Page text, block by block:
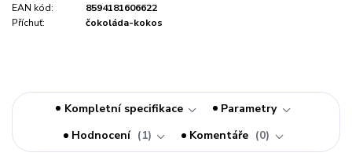
EAN kód:
8594181606622
Příchuť:
čokoláda-kokos
Kompletní specifikace
Parametry
Hodnocení
1 Komentáře 0